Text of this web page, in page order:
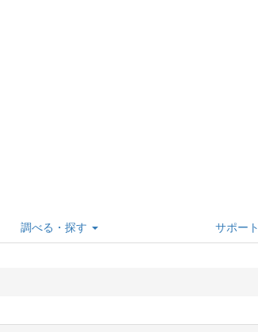
調べる・探す サポート